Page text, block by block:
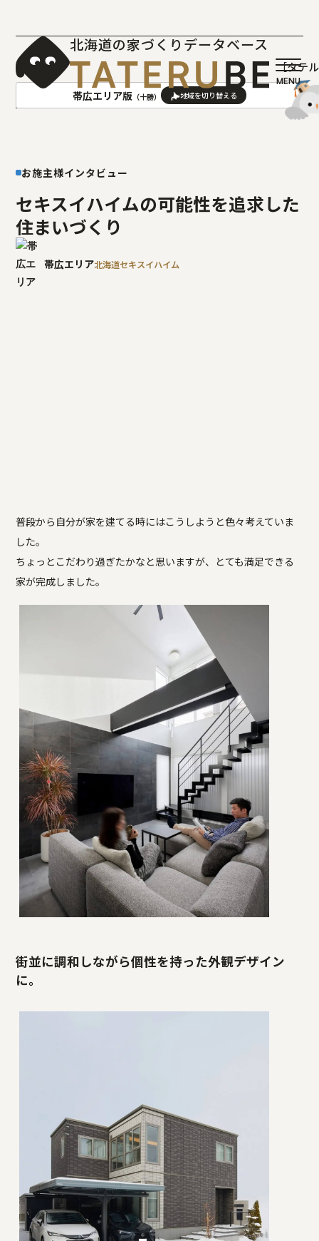
北海道の家づくりデータベース
［タテ
帯広エリア版 （十勝）
札幌(石狩･空知･後志)版
函館(渡島･檜山)版
帯広(十勝)版
室蘭(胆振･日高)版
北見(オホーツク)版
お施主様インタビュー
セキスイハイムの可能性を追求した
住まいづくり
帯広エリア北海道セキスイハイム
普段から自分が家を建てる時にはこうしようと色々考えていま
した。
ちょっとこだわり過ぎたかなと思いますが、とても満足できる
家が完成しました。
街並に調和しながら個性を持った外観デザイン
に。